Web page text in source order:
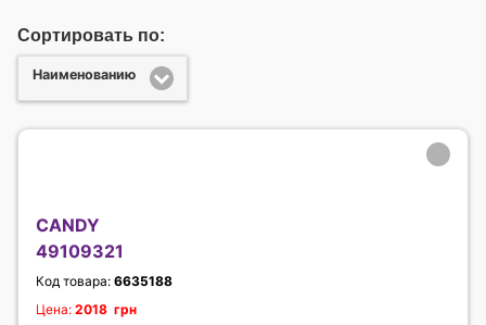
Сортировать по:
Наименованию
CANDY
49109321
Код товара: 6635188
Цена: 2018 грн